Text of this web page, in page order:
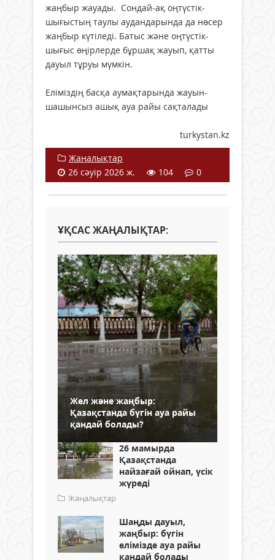
жаңбыр жауады. Сондай-ақ оңтүстік-
шығыстың таулы аудандарында да нөсер
жаңбыр күтіледі. Батыс және оңтүстік-
шығыс өңірлерде бұршақ жауып, қатты
дауыл тұруы мүмкін.
Еліміздің басқа аумақтарында жауын-
шашынсыз ашық ауа райы сақталады
turkystan.kz
Жаңалықтар
26 сәуір 2026 ж.
104 0
ҰҚСАС ЖАҢАЛЫҚТАР:
Жел және жаңбыр:
Қазақстанда бүгін ауа райы
қандай болады?
26 мамырда
Қазақстанда
найзағай ойнап, үсік
жүреді
Жаңалықтар
Шаңды дауыл,
жаңбыр: бүгін
елімізде ауа райы
қандай болады